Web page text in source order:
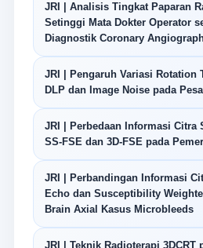
JRI | Analisis Tingkat Paparan
Setinggi Mata Dokter Operator
Diagnostik Coronary
JRI | Pengaruh Variasi Rotation
DLP dan Image Noise pada
JRI | Perbedaan Informasi Citra
SS-FSE dan 3D-FSE pada
JRI | Perbandingan Informasi
Echo dan Susceptibility
Brain Axial Kasus Microbleeds
JRI | Teknik Radioterapi 3DCRT